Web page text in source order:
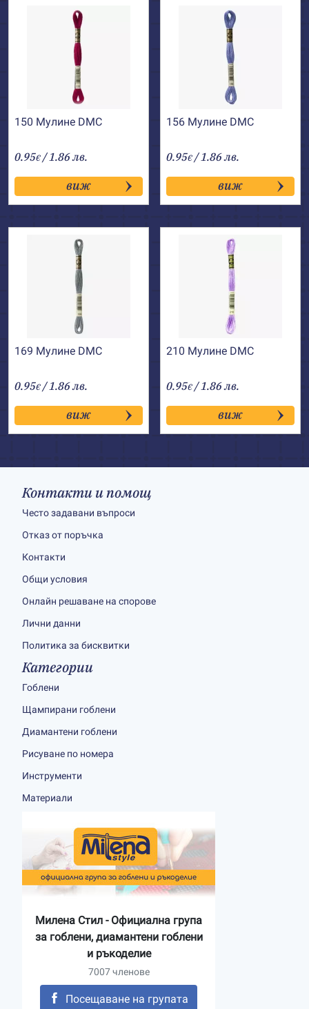
150 Мулине DMC
0.95€ / 1.86 лв.
виж
156 Мулине DMC
0.95€ / 1.86 лв.
виж
169 Мулине DMC
0.95€ / 1.86 лв.
виж
210 Мулине DMC
0.95€ / 1.86 лв.
виж
Контакти и помощ
Често задавани въпроси
Отказ от поръчка
Контакти
Общи условия
Онлайн решаване на спорове
Лични данни
Политика за бисквитки
Категории
Гоблени
Щампирани гоблени
Диамантени гоблени
Рисуване по номера
Инструменти
Материали
Милена Стил - Официална група
за гоблени, диамантени гоблени
и ръкоделие
7007 членове
Посещаване на групата